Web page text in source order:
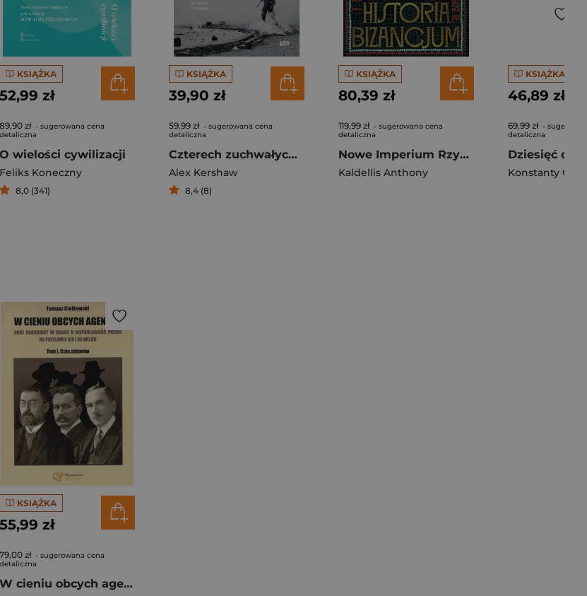
KSIĄŻKA
52,99 zł
89,90 zł - sugerowana cena
detaliczna
O wielości cywilizacji
Feliks Koneczny
8,0 (341)
KSIĄŻKA
39,90 zł
59,99 zł - sugerowana cena
detaliczna
Czterech zuchwałych. Od piasków Afryki do serca III Rzeszy
Alex Kershaw
8,4 (8)
KSIĄŻKA
80,39 zł
119,99 zł - sugerowana cena
detaliczna
Nowe Imperium Rzymskie. Przebudzenie Wschodu. Historia Bizancjum. Tom I
Kaldellis Anthony
KSIĄŻKA
46,89 zł
69,99 zł -
detaliczna
Konstanty
KSIĄŻKA
55,99 zł
79,00 zł - sugerowana cena
detaliczna
W cieniu obcych agentur